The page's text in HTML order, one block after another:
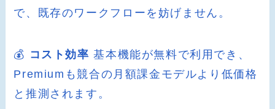
で、既存のワークフローを妨げません。
💰 コスト効率 基本機能が無料で利用でき、
Premiumも競合の月額課金モデルより低価格
と推測されます。